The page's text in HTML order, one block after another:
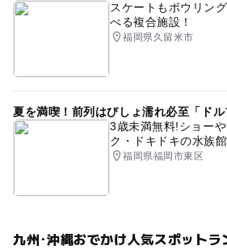
スケートもボウリン
べる複合施設！
福岡県久留米市
夏を満喫！前列はびしょ濡れ必至「ドル
3歳未満無料!ショー
ク・ドキドキの水族館
福岡県福岡市東区
九州･沖縄おでかけ人気スポットラ